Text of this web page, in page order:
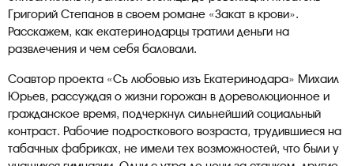
Григорий Степанов в своем романе «Закат в крови».
Расскажем, как екатеринодарцы тратили деньги на
развлечения и чем себя баловали.
Соавтор проекта «Съ любовью изъ Екатеринодара» Михаил
Юрьев, рассуждая о жизни горожан в дореволюционное и
гражданское время, подчеркнул сильнейший социальный
контраст. Рабочие подросткового возраста, трудившиеся на
табачных фабриках, не имели тех возможностей, что были у